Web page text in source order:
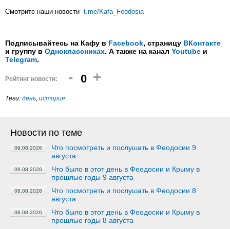
Смотрите наши новости t.me/Kafa_Feodosia
Подписывайтесь на Кафу в Facebook, страницу ВКонтакте
и группу в Одноклассниках. А также на канал Youtube и
Telegram.
Рейтинг новости: - 0 +
Теги: день, история
Новости по теме
09.08.2026
Что посмотреть и послушать в Феодосии 9
августа
09.08.2026
Что было в этот день в Феодосии и Крыму в
прошлые годы 9 августа
08.08.2026
Что посмотреть и послушать в Феодосии 8
августа
08.08.2026
Что было в этот день в Феодосии и Крыму в
прошлые годы 8 августа